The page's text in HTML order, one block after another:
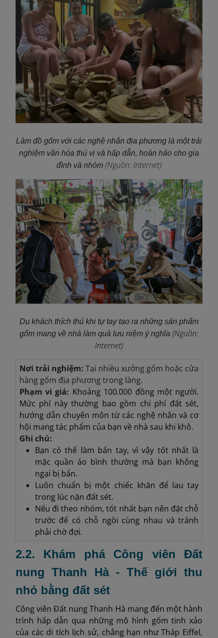
Làm đồ gốm với các nghệ nhân địa phương là một trải
nghiệm văn hóa thú vị và hấp dẫn, hoàn hảo cho gia
đình và nhóm (Nguồn: Internet)
Du khách thích thú khi tự tay tạo ra những sản phẩm
gốm mang về nhà làm quà lưu niệm ý nghĩa (Nguồn:
Internet)
Nơi trải nghiệm: Tại nhiều xưởng gốm hoặc cửa
hàng gốm địa phương trong làng.
Phạm vi giá: Khoảng 100.000 đồng một người.
Mức phí này thường bao gồm chi phí đất sét,
hướng dẫn chuyên môn từ các nghệ nhân và cơ
hội mang tác phẩm của bạn về nhà sau khi khô.
Ghi chú:
Bạn có thể làm bẩn tay, vì vậy tốt nhất là
mặc quần áo bình thường mà bạn không
ngại bị bẩn.
Luôn chuẩn bị một chiếc khăn để lau tay
trong lúc nặn đất sét.
Nếu đi theo nhóm, tốt nhất bạn nên đặt chỗ
trước để có chỗ ngồi cùng nhau và tránh
phải chờ đợi.
2.2. Khám phá Công viên Đất
nung Thanh Hà - Thế giới thu
nhỏ bằng đất sét
Công viên Đất nung Thanh Hà mang đến một hành
trình hấp dẫn qua những mô hình gốm tinh xảo
của các di tích lịch sử, chẳng hạn như Tháp Eiffel,